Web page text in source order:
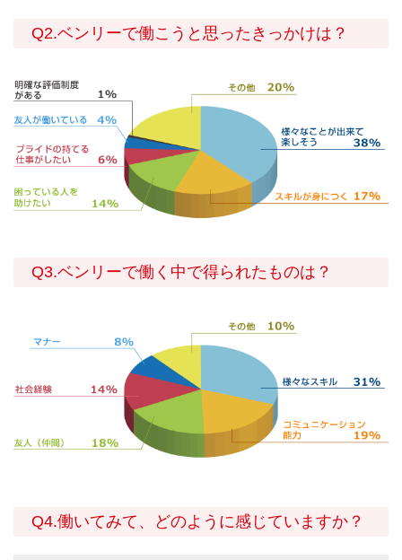
Q2.ベンリーで働こうと思ったきっかけは？
Q3.ベンリーで働く中で得られたものは？
Q4.働いてみて、どのように感じていますか？